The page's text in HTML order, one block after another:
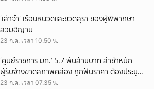
‘เล่าจ๋า’ เรือนหนวดและขวดสุรา ของผู้พิพากษา
สวมฮิญาบ
23 ก.ค. เวลา 10.50 น.
‘ศูนย์ราชการ มท.’ 5.7 พันล้านบาท ล่าช้าหนัก
ผู้รับจ้างขาดสภาพคล่อง ถูกฟันราคา ต้องประมูล
งานอื่น เอาเงินประกันมาโปะ
23 ก.ค. เวลา 07.35 น.